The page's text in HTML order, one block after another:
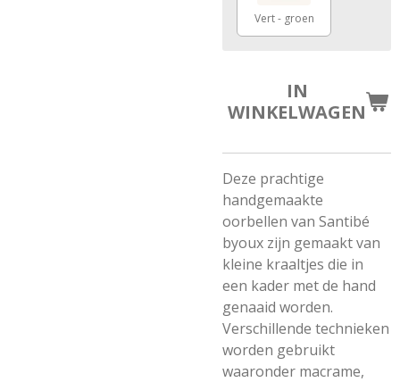
Vert - groen
IN
WINKELWAGEN
Deze prachtige
handgemaakte
oorbellen van Santibé
byoux zijn gemaakt van
kleine kraaltjes die in
een kader met de hand
genaaid worden.
Verschillende technieken
worden gebruikt
waaronder macrame,